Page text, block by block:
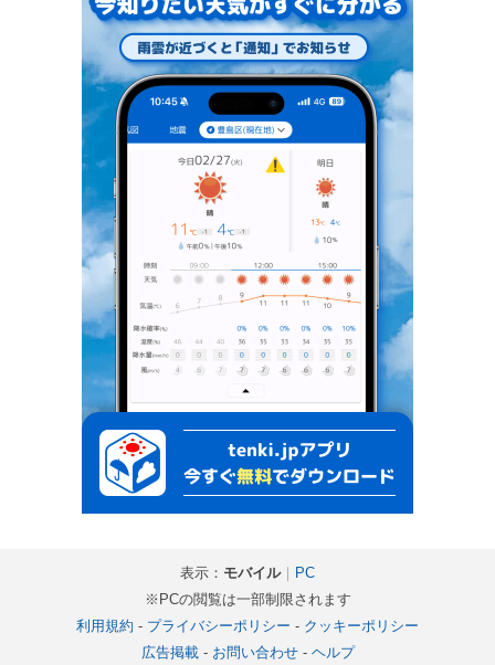
表示： モバイル｜ PC
※PCの閲覧は一部制限されます
利用規約 - プライバシーポリシー - クッキーポリシー
広告掲載- お問い合わせ- ヘルプ